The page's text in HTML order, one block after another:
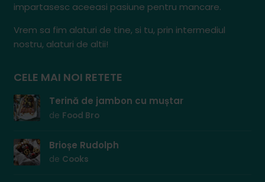
impartasesc aceeasi pasiune pentru mancare.
Vrem sa fim alaturi de tine, si tu, prin intermediul
nostru, alaturi de altii!
CELE MAI NOI RETETE
Terină de jambon cu muștar
de Food Bro
Brioșe Rudolph
de Cooks